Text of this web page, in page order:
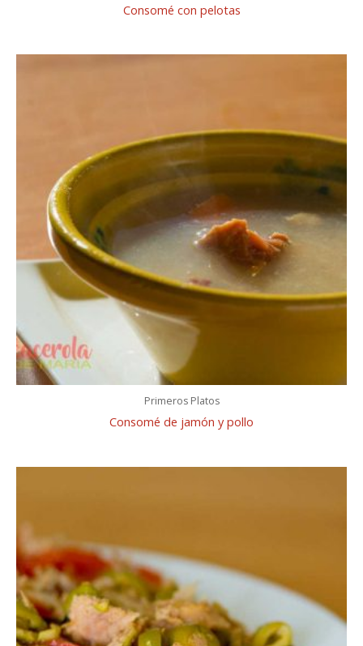
Consomé con pelotas
Primeros Platos
Consomé de jamón y pollo